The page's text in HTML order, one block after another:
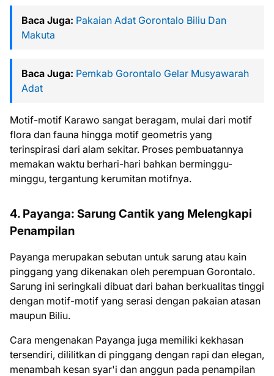
Baca Juga: Pakaian Adat Gorontalo Biliu Dan
Makuta
Baca Juga: Pemkab Gorontalo Gelar Musyawarah
Adat
Motif-motif Karawo sangat beragam, mulai dari motif
flora dan fauna hingga motif geometris yang
terinspirasi dari alam sekitar. Proses pembuatannya
memakan waktu berhari-hari bahkan berminggu-
minggu, tergantung kerumitan motifnya.
4. Payanga: Sarung Cantik yang Melengkapi
Penampilan
Payanga merupakan sebutan untuk sarung atau kain
pinggang yang dikenakan oleh perempuan Gorontalo.
Sarung ini seringkali dibuat dari bahan berkualitas tinggi
dengan motif-motif yang serasi dengan pakaian atasan
maupun Biliu.
Cara mengenakan Payanga juga memiliki kekhasan
tersendiri, dililitkan di pinggang dengan rapi dan elegan,
menambah kesan syar'i dan anggun pada penampilan